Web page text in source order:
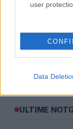
user
Data
ULTIME